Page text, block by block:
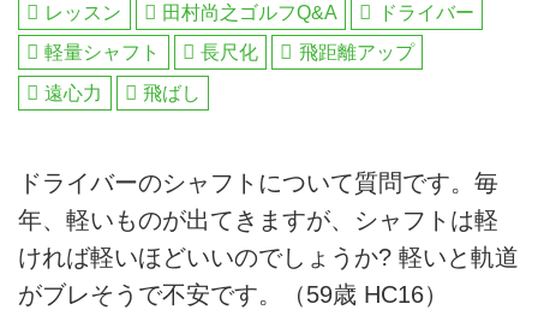
レッスン 田村尚之ゴルフQ&A
ドライバー
軽量シャフト
長尺化
飛距離アップ
遠心力
飛ばし
ドライバーのシャフトについて質問です。毎
年、軽いものが出てきますが、シャフトは軽
ければ軽いほどいいのでしょうか? 軽いと軌道
がブレそうで不安です。（59歳 HC16）